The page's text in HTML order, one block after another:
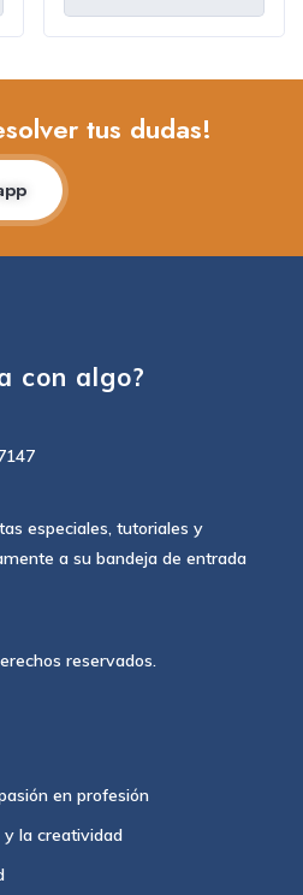
tus dudas!
con algo?
especiales, tutoriales y
a su bandeja de entrada
reservados.
en profesión
y la creatividad